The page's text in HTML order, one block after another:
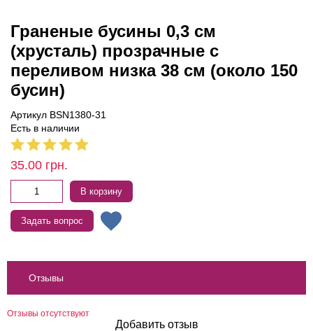
Граненые бусины 0,3 см
(хрусталь) прозрачные с
переливом низка 38 см (около 150
бусин)
Артикул BSN1380-31
Есть в наличии
35.00 грн.
В корзину
Задать вопрос
Отзывы
Отзывы отсутствуют
Добавить отзыв